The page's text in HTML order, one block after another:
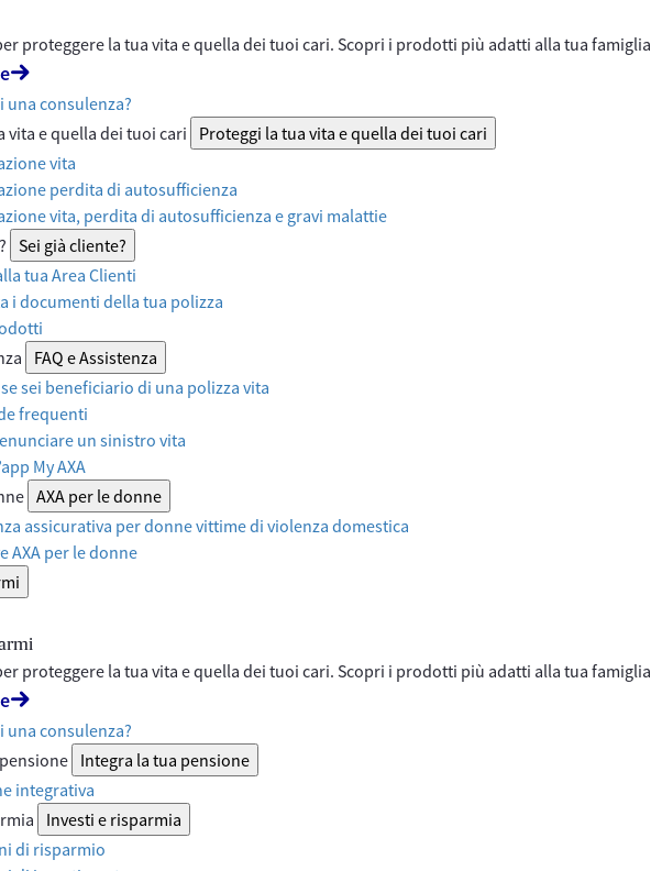
proteggere la tua vita e quella dei tuoi cari. Scopri i prodotti più adatti alla tua
una consulenza?
vita e quella dei tuoi cari
Proteggi la tua vita e quella dei tuoi cari
vita
perdita di autosufficienza
vita, perdita di autosufficienza e gravi malattie
Sei già cliente?
tua Area Clienti
i documenti della tua polizza
FAQ e Assistenza
sei beneficiario di una polizza vita
frequenti
un sinistro vita
My AXA
AXA per le donne
assicurativa per donne vittime di violenza domestica
AXA per le donne
proteggere la tua vita e quella dei tuoi cari. Scopri i prodotti più adatti alla tua
una consulenza?
Integra la tua pensione
integrativa
Investi e risparmia
di risparmio